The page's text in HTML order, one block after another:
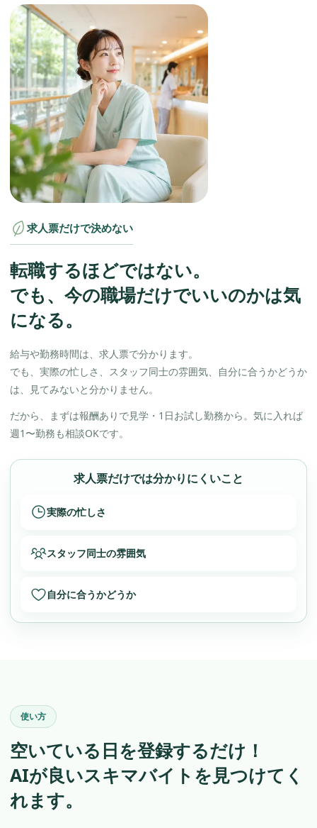
求人票だけで決めない
転職するほどではない。
でも、今の職場だけでいいのかは気
になる。
給与や勤務時間は、求人票で分かります。
でも、実際の忙しさ、スタッフ同士の雰囲気、自分に合うかどうか
は、見てみないと分かりません。
だから、まずは報酬ありで見学・1日お試し勤務から。気に入れば
週1〜勤務も相談OKです。
求人票だけでは分かりにくいこと
実際の忙しさ
スタッフ同士の雰囲気
自分に合うかどうか
使い方
空いている日を登録するだけ！
AIが良いスキマバイトを見つけてく
れます。